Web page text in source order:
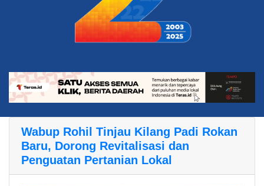
Wabup Rohil Tinjau Kilang Padi Rokan
Baru, Dorong Revitalisasi dan
Penguatan Pertanian Lokal